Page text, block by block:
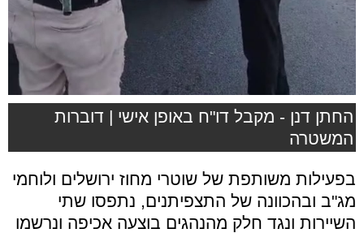
החתן דנן - מקבל דו"ח באופן אישי | דוברות
המשטרה
בפעילות משותפת של שוטרי מחוז ירושלים ולוחמי
מג"ב ובהכוונה של התצפיתנים, נתפסו שתי
השיירות ונגד חלק מהנהגים בוצעה אכיפה ונרשמו